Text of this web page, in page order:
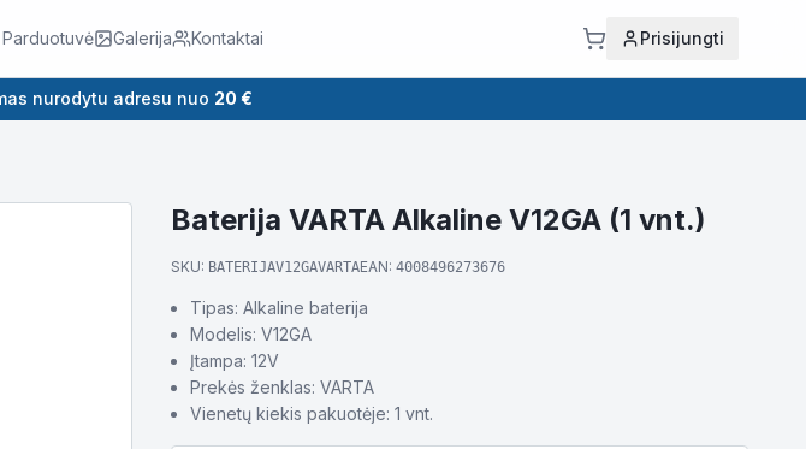
Parduotuvė Galerija Kontaktai Prisijungti
nurodytu adresu nuo 20 €
Baterija VARTA Alkaline V12GA (1 vnt.)
SKU: BATERIJAV12GAVARTAEAN: 4008496273676
Tipas: Alkaline baterija
Modelis: V12GA
Įtampa: 12V
Prekės ženklas: VARTA
Vienetų kiekis pakuotėje: 1 vnt.